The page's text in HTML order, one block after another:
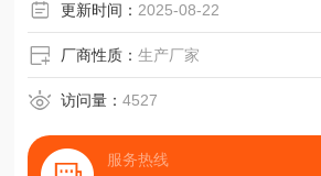
更新时间： 2025-08-22
厂商性质：生产厂家
访问量：4527
服务热线